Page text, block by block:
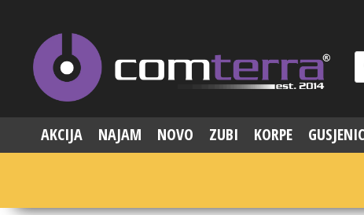
AKCIJA NAJAM NOVO ZUBI KORPE